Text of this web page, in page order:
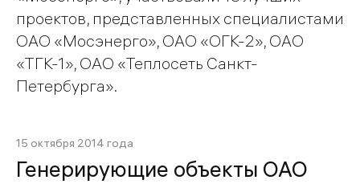
проектов, представленных специалистами
ОАО «Мосэнерго», ОАО «ОГК-2», ОАО
«ТГК-1», ОАО «Теплосеть Санкт-
Петербурга».
15 октября 2014 года
Генерирующие объекты ОАО